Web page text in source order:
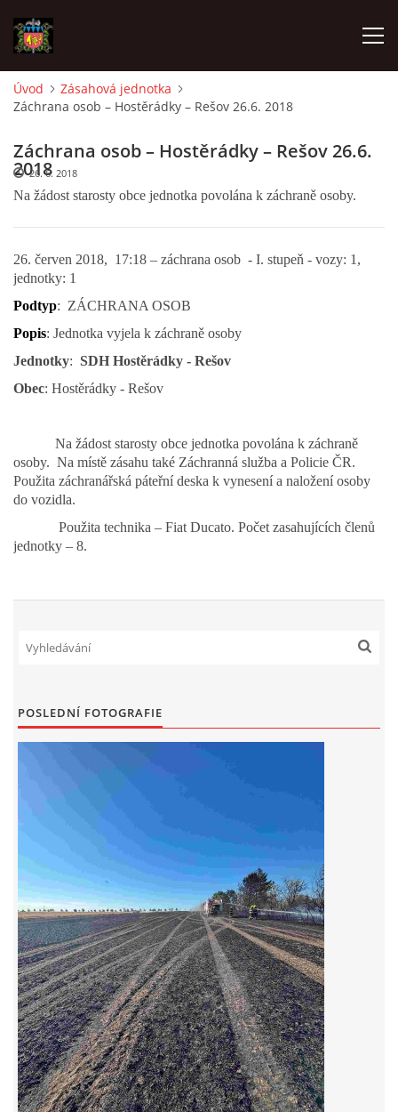
ÚVOD
O SBORU
CO SE DĚLO?
MLADÍ HASIČI
ZÁSAHOVÁ JEDNOTKA
KONTAKT
VÝROČNÍ ZPRÁVY
DOTACE POSKYTNUTÁ Z ROZPOČTU JIHOMORAVSKÉHO
VÝBOR SDH
© 2026 eStránky.cz |Aktualizováno: 5. 8. 2026
Úvod
Zásahová jednotka
Záchrana osob – Hostěrádky – Rešov 26.6. 2018
Záchrana osob – Hostěrádky – Rešov 26.6.
2018
Na žádost starosty obce jednotka povolána k záchraně osoby.
26. 6. 2018
26. červen 2018, 17:18 – záchrana osob - I. stupeň - vozy: 1,
jednotky: 1
Podtyp: ZÁCHRANA OSOB
Popis: Jednotka vyjela k záchraně osoby
Jednotky: SDH Hostěrádky - Rešov
Obec: Hostěrádky - Rešov
Na žádost starosty obce jednotka povolána k záchraně
osoby. Na místě zásahu také Záchranná služba a Policie ČR.
Použita záchranářská páteřní deska k vynesení a naložení osoby
do vozidla.
Použita technika – Fiat Ducato. Počet zasahujících členů
jednotky – 8.
POSLEDNÍ FOTOGRAFIE